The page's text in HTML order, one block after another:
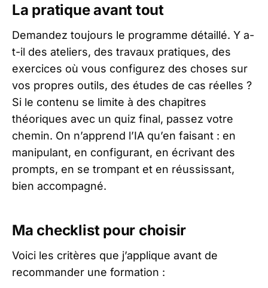
La pratique avant tout
Demandez toujours le programme détaillé. Y a-
t-il des ateliers, des travaux pratiques, des
exercices où vous configurez des choses sur
vos propres outils, des études de cas réelles ?
Si le contenu se limite à des chapitres
théoriques avec un quiz final, passez votre
chemin. On n’apprend l’IA qu’en faisant : en
manipulant, en configurant, en écrivant des
prompts, en se trompant et en réussissant,
bien accompagné.
Ma checklist pour choisir
Voici les critères que j’applique avant de
recommander une formation :